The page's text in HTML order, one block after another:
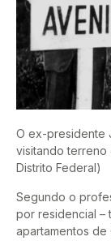
O ex-presidente
visitando terreno
Distrito Federal)
Segundo o
por residencial –
apartamentos de